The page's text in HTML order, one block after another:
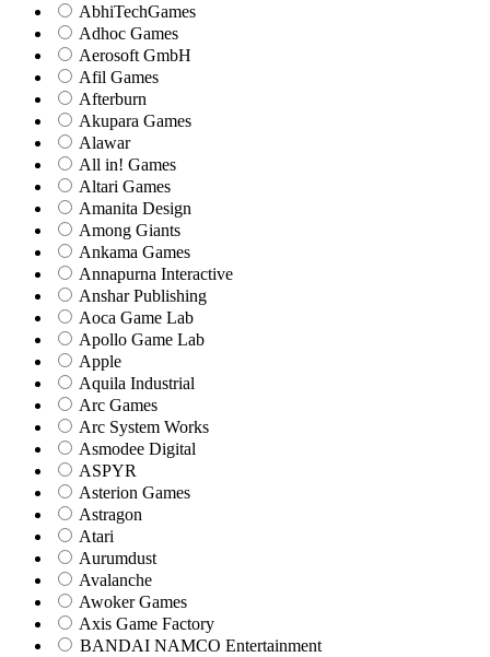
AbhiTechGames
Adhoc Games
Aerosoft GmbH
Afil Games
Afterburn
Akupara Games
Alawar
All in! Games
Altari Games
Amanita Design
Among Giants
Ankama Games
Annapurna Interactive
Anshar Publishing
Aoca Game Lab
Apollo Game Lab
Apple
Aquila Industrial
Arc Games
Arc System Works
Asmodee Digital
ASPYR
Asterion Games
Astragon
Atari
Aurumdust
Avalanche
Awoker Games
Axis Game Factory
BANDAI NAMCO Entertainment